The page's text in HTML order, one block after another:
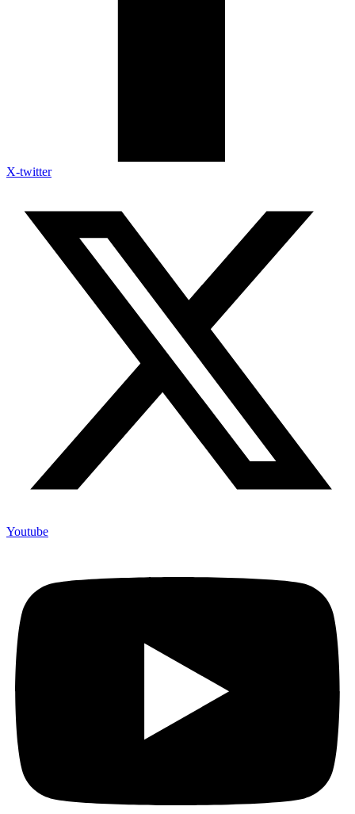
X-twitter
Youtube